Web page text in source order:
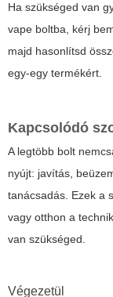
Ha szükséged van
vape boltba, kérj
majd hasonlítsd
egy-egy termékért.
Kapcsolódó
A legtöbb bolt
nyújt: javítás,
tanácsadás. Ezek a
vagy otthon a
van szükséged.
Végezetül